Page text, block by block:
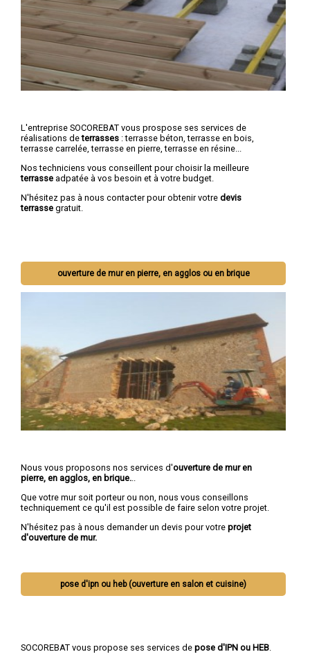
L'entreprise SOCOREBAT vous prospose ses services de
réalisations deterrasses : terrasse béton, terrasse en bois,
terrasse carrelée, terrasse en pierre, terrasse en résine...
Nos techniciens vous conseillent pour choisir la meilleure
terrasse adpatée à vos besoin et à votre budget.
N'hésitez pas à nous contacter pour obtenir votre devis
terrasse gratuit.
ouverture de mur en pierre, en agglos ou en brique
Nous vous proposons nos services d'ouverture de mur en
pierre, en agglos, en brique...
Que votre mur soit porteur ou non, nous vous conseillons
techniquement ce qu'il est possible de faire selon votre projet.
N'hésitez pas à nous demander un devis pour votre projet
d'ouverture de mur.
pose d'ipn ou heb (ouverture en salon et cuisine)
SOCOREBAT vous propose ses services de pose d'IPN ou HEB.